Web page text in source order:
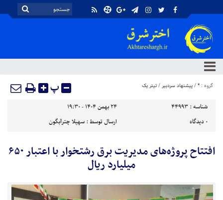
گروه : *
/پیشنهاد سردبیر/تیتر یک پ
شناسه : 44993
۲۴ بهمن ۱۴۰۴ - ۱۹:۳۰
۰ دیدگاه ارسال توسط :سهیلا چترآبگون
افتتاح پروژه‌های مدیریت برق رشتخوار با اعتبار ۶۵۰
میلیارد ریال